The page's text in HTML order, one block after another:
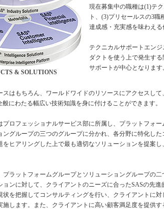
& SOLUTIONS
現在募集中の職種は(1)テ
ト、(3)プリセールスの3
達成感・充実感を味わえる
テクニカルサポートエン
ダクトを使う上で発生す
サポートが中心となります
スはもちろん、ワールドワイドのリソースにアクセスして
にわたる幅広い技術知識を身に付けることができます。
プロフェッショナルサービス部に所属し、プラットフォ
ングループの三つのグループに分かれ、各分野に特化し
をヒアリングした上で最も適切なソリューションを提案
プラットフォームグループとソリューショングループの
ョンに対して、クライアントのニーズに合ったSASの先進
状を把握してコンサルティングを行い、クライアントに
施します。また、クライアントに高い顧客満足度を提供